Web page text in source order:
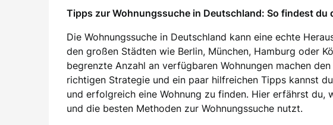
Tipps zur Wohnungssuche in Deutschland: So findest du
Die Wohnungssuche in Deutschland kann eine echte
den großen Städten wie Berlin, München, Hamburg oder
begrenzte Anzahl an verfügbaren Wohnungen machen
richtigen Strategie und ein paar hilfreichen Tipps kannst
und erfolgreich eine Wohnung zu finden. Hier erfährst du,
und die besten Methoden zur Wohnungssuche nutzt.